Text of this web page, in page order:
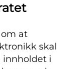
at
skal
innholdet i